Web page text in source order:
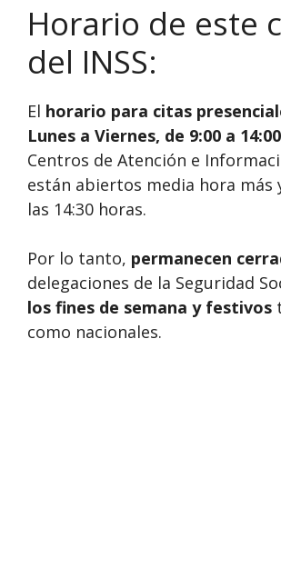
Horario de este
del INSS:
El horario para citas
Lunes a Viernes, de 9:00 a
Centros de Atención e
están abiertos media hora más
las 14:30 horas.
Por lo tanto, permanecen
delegaciones de la Seguridad
los fines de semana y festivos
como nacionales.